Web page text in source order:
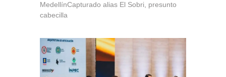
MedellínCapturado alias El Sobri, presunto
cabecilla